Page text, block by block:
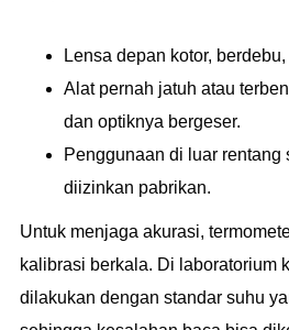
Lensa depan kotor,
Alat pernah jatuh atau
dan optiknya bergeser.
Penggunaan di luar rentang
diizinkan pabrikan.
Untuk menjaga akurasi,
kalibrasi berkala. Di laboratorium
dilakukan dengan standar suhu